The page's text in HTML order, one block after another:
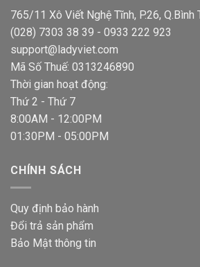
765/11 Xô Viết Nghệ Tĩnh, P.26, Q.Bình
(028) 7303 38 39 - 0933 222 923
support@ladyviet.com
Mã Số Thuế: 0313246890
Thời gian hoạt động:
Thứ 2 - Thứ 7
8:00AM - 12:00PM
01:30PM - 05:00PM
CHÍNH SÁCH
Quy định bảo hành
Đổi trả sản phẩm
Bảo Mật thông tin